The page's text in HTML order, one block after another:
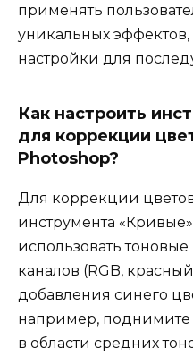
применять
уникальных эффектов,
настройки для
Как настроить
для коррекции
Photoshop?
Для коррекции
инструмента
использовать
каналов (RGB,
добавления синего
например,
в области средних